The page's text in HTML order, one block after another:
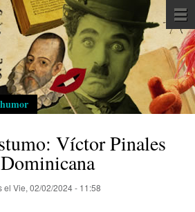
Pasar
al
contenido
principal
Víctor Pinales
el Vie, 02/02/2024 - 11:58